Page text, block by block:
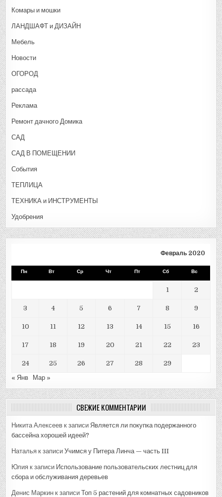
Комары и мошки
ЛАНДШАФТ и ДИЗАЙН
Мебель
Новости
ОГОРОД
рассада
Реклама
Ремонт дачного Домика
САД
САД В ПОМЕЩЕНИИ
События
ТЕПЛИЦА
ТЕХНИКА и ИНСТРУМЕНТЫ
Удобрения
Февраль 2020
Пн Вт Ср Чт Пт Сб Вс
1 2
3 4 5 6 7 8 9
10 11 12 13 14 15 16
17 18 19 20 21 22 23
24 25 26 27 28
29
« Янв
Мар »
СВЕЖИЕ КОММЕНТАРИИ
Никита Алексеев к записи Является ли покупка подержанного
бассейна хорошей идеей?
Наталья к записиУчимся у Питера Линча — часть III
Юлия к записи Использование пользовательских лестниц для
сбора и обслуживания деревьев
Денис Маркин к записиТоп 5 растений для комнатных садовников